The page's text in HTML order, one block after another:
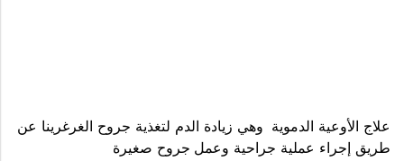
علاج الأوعية الدموية وهي زيادة الدم لتغذية جروح الغرغرينا عن
طريق إجراء عملية جراحية وعمل جروح صغيرة